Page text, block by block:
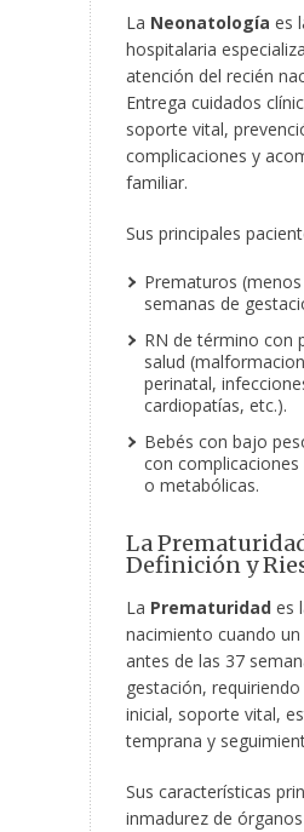
La Neonatología es
hospitalaria
atención del recién
Entrega cuidados
soporte vital,
complicaciones y
familiar.
Sus principales
Prematuros
semanas de
RN de término con
salud
perinatal,
cardiopatías, etc.).
Bebés con bajo
con
o metabólicas.
La
Definición y
La Prematuridad es
nacimiento cuando un
antes de las 37
gestación,
inicial, soporte vital,
temprana y
Sus características
inmadurez de